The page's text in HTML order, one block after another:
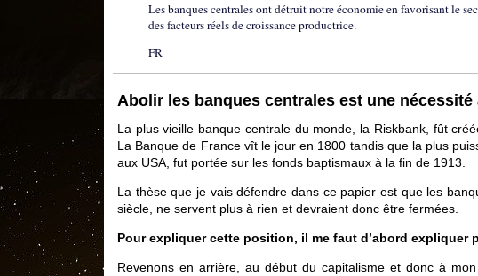
Les banques centrales ont détruit notre économie en favorisant le
des facteurs réels de croissance productrice.
FR
Abolir les banques centrales est une nécessité
La plus vieille banque centrale du monde, la Riskbank, fût
La Banque de France vît le jour en 1800 tandis que la plus
aux USA, fut portée sur les fonds baptismaux à la fin de 1913.
La thèse que je vais défendre dans ce papier est que les
siècle, ne servent plus à rien et devraient donc être fermées.
Pour expliquer cette position, il me faut d’abord expliquer
Revenons en arrière, au début du capitalisme et donc à